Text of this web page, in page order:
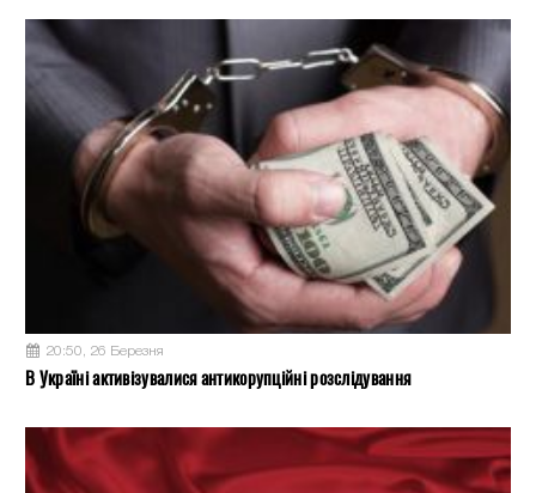
20:50, 26 Березня
В Україні активізувалися антикорупційні розслідування